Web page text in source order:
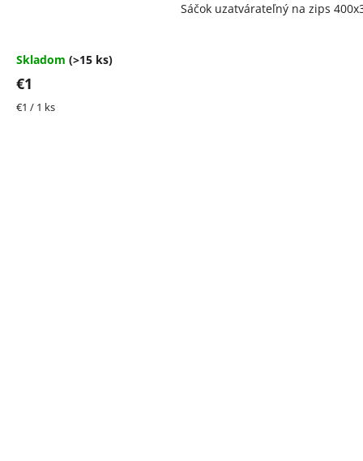
Sáčok uzatvárateľný na zips
4,5
5
hviezdičiek.
Skladom (>15 ks)
€1
Jednotková
€1 / 1 ks